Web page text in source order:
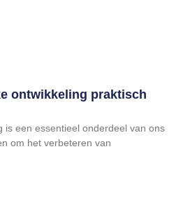
ontwikkeling praktisch
is een essentieel onderdeel van ons
om het verbeteren van